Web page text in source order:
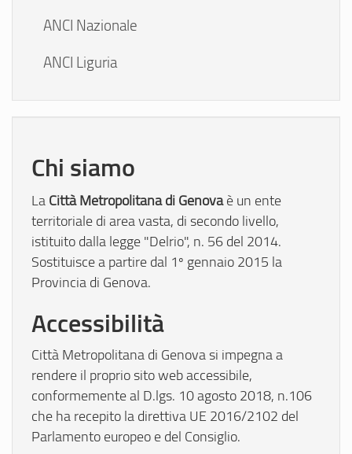
ANCI Nazionale
ANCI Liguria
Chi siamo
La Città Metropolitana di Genovaè un ente
territoriale di area vasta, di secondo livello,
istituito dalla legge "Delrio", n. 56 del 2014.
Sostituisce a partire dal 1º gennaio 2015 la
Provincia di Genova.
Accessibilità
Città Metropolitana di Genova si impegna a
rendere il proprio sito web accessibile,
conformemente al D.lgs. 10 agosto 2018, n.106
che ha recepito la direttiva UE 2016/2102 del
Parlamento europeo e del Consiglio.